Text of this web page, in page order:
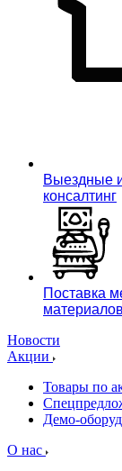
Выездные
консалтинг
Поставка
материалов
Новости
Акции
Товары по
Демо-
О нас